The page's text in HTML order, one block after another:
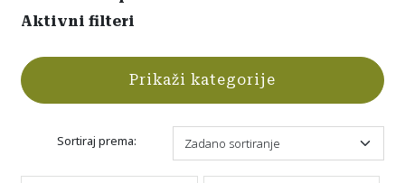
Aktivni filteri
Prikaži kategorije
Sortiraj prema: